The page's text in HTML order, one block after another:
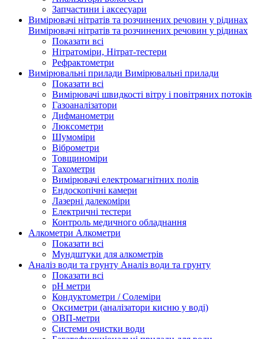
Запчастини і аксесуари
Вимірювачі нітратів та розчинених речовин у рідинах
Вимірювачі нітратів та розчинених речовин у рідинах
Показати всі
Нітратоміри, Нітрат-тестери
Рефрактометри
Вимірювальні прилади Вимірювальні прилади
Показати всі
Вимірювачі швидкості вітру і повітряних потоків
Газоаналізатори
Дифманометри
Люксометри
Шумоміри
Віброметри
Товщиноміри
Тахометри
Вимірювачі електромагнітних полів
Ендоскопічні камери
Лазерні далекоміри
Електричні тестери
Контроль медичного обладнання
Алкометри Алкометри
Показати всі
Мундштуки для алкометрів
Аналіз води та грунту Аналіз води та грунту
Показати всі
рН метри
Кондуктометри / Солеміри
Оксиметри (аналізатори кисню у воді)
ОВП-метри
Системи очистки води